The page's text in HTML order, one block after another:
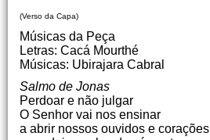
(Verso da Capa)
Músicas da Peça
Letras: Cacá Mourthé
Músicas: Ubirajara Cabral
Salmo de Jonas
Perdoar e não julgar
O Senhor vai nos ensinar
a abrir nossos ouvidos e corações